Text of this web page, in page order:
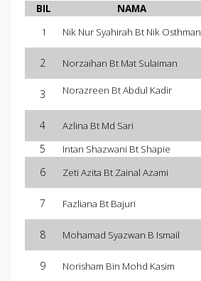
BIL
NAMA
1
Nik Nur Syahirah Bt Nik Osthman
2 Norzaihan Bt Mat Sulaiman
3 Norazreen Bt Abdul Kadir
4 Azlina Bt Md Sari
5 Intan Shazwani Bt Shapie
6 Zeti Azita Bt Zainal Azami
7 Fazliana Bt Bajuri
8 Mohamad Syazwan B Ismail
9 Norisham Bin Mohd Kasim